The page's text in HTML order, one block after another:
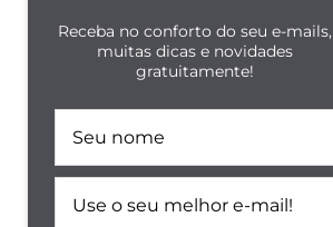
Receba no conforto do seu e-mails,
muitas dicas e novidades
gratuitamente!